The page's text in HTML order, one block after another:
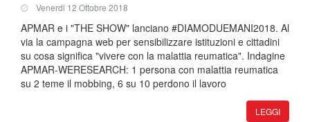
Venerdi 12 Ottobre 2018
APMAR e i "THE SHOW" lanciano #DIAMODUEMANI2018. Al
via la campagna web per sensibilizzare istituzioni e cittadini
su cosa significa "vivere con la malattia reumatica". Indagine
APMAR-WERESEARCH: 1 persona con malattia reumatica
su 2 teme il mobbing, 6 su 10 perdono il lavoro
LEGGI